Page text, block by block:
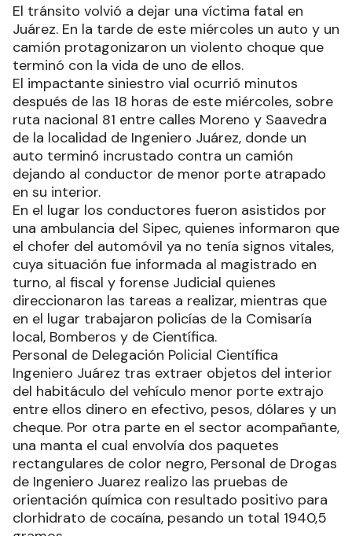
El tránsito volvió a dejar una víctima fatal en
Juárez. En la tarde de este miércoles un auto y un
camión protagonizaron un violento choque que
terminó con la vida de uno de ellos.
El impactante siniestro vial ocurrió minutos
después de las 18 horas de este miércoles, sobre
ruta nacional 81 entre calles Moreno y Saavedra
de la localidad de Ingeniero Juárez, donde un
auto terminó incrustado contra un camión
dejando al conductor de menor porte atrapado
en su interior.
En el lugar los conductores fueron asistidos por
una ambulancia del Sipec, quienes informaron que
el chofer del automóvil ya no tenía signos vitales,
cuya situación fue informada al magistrado en
turno, al fiscal y forense Judicial quienes
direccionaron las tareas a realizar, mientras que
en el lugar trabajaron policías de la Comisaría
local, Bomberos y de Científica.
Personal de Delegación Policial Científica
Ingeniero Juárez tras extraer objetos del interior
del habitáculo del vehículo menor porte extrajo
entre ellos dinero en efectivo, pesos, dólares y un
cheque. Por otra parte en el sector acompañante,
una manta el cual envolvía dos paquetes
rectangulares de color negro, Personal de Drogas
de Ingeniero Juarez realizo las pruebas de
orientación química con resultado positivo para
clorhidrato de cocaína, pesando un total 1940,5